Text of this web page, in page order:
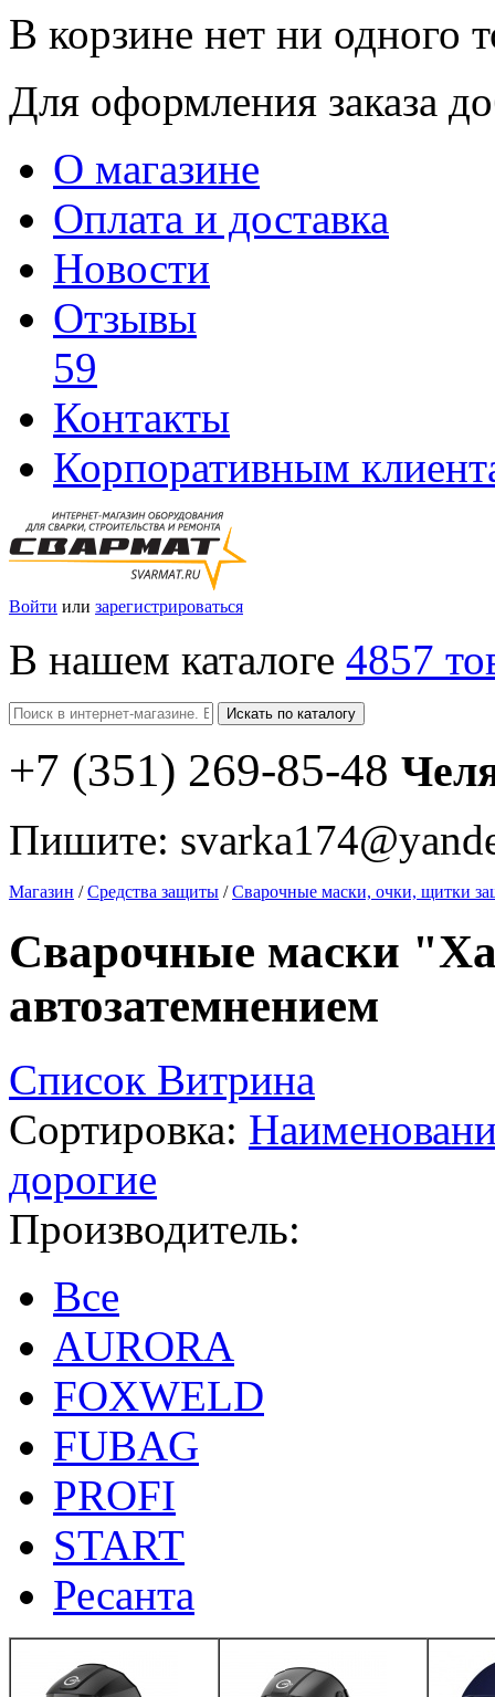
В корзине нет ни одного
Для оформления заказа
О магазине
Оплата и доставка
Новости
Отзывы
59
Контакты
Корпоративным
Войти или зарегистрироваться
В нашем каталоге 4857
Искать по каталогу
+7 (351) 269-85-48
Пишите:
Магазин / Средства защиты / Сварочные маски, очки, щитки
Сварочные маски
автозатемнением
Список Витрина
Сортировка:
дорогие
Производитель:
Все
AURORA
FOXWELD
FUBAG
PROFI
START
Ресанта